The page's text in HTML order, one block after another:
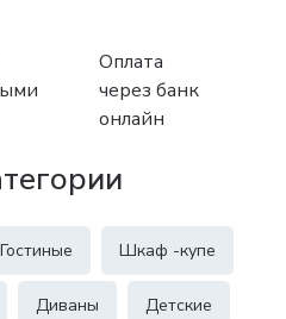
Оплата
через банк
онлайн
Гостиные Шкаф -купе
Диваны Детские